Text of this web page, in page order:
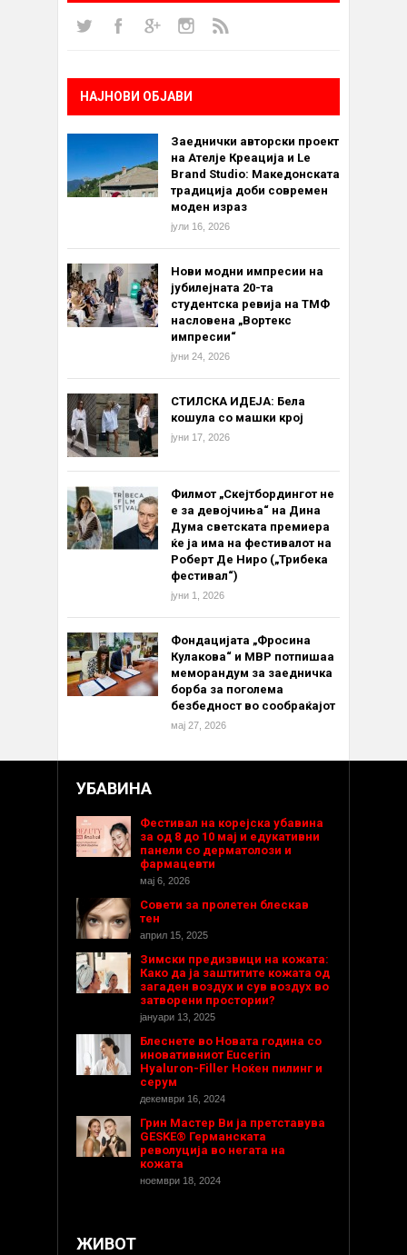
НАЈНОВИ ОБЈАВИ
Заеднички авторски проект
на Ателје Креација и Le
Brand Studio: Македонската
традиција доби современ
моден израз
јули 16, 2026
Нови модни импресии на
јубилејната 20-та
студентска ревија на ТМФ
насловена „Вортекс
импресии“
јуни 24, 2026
СТИЛСКА ИДЕЈА: Бела
кошула со машки крој
јуни 17, 2026
Филмот „Скејтбордингот не
е за девојчиња“ на Дина
Дума светската премиера
ќе ја има на фестивалот на
Роберт Де Ниро („Трибека
фестивал“)
јуни 1, 2026
Фондацијата „Фросина
Кулакова“ и МВР потпишаа
меморандум за заедничка
борба за поголема
безбедност во сообраќајот
мај 27, 2026
УБАВИНА
Фестивал на корејска убавина
за од 8 до 10 мај и едукативни
панели со дерматолози и
фармацевти
мај 6, 2026
Совети за пролетен блескав
тен
април 15, 2025
Зимски предизвици на кожата:
Како да ја заштитите кожата од
загаден воздух и сув воздух во
затворени простории?
јануари 13, 2025
Блеснете во Новата година со
иновативниот Eucerin
Hyaluron-Filler Ноќен пилинг и
серум
декември 16, 2024
Грин Мастер Ви ја претставува
GESKE® Германската
револуција во негата на
кожата
ноември 18, 2024
ЖИВОТ